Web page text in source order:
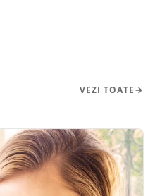
VEZI TOATE